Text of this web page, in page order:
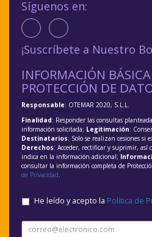
Síguenos en:
¡Suscríbete a Nuestro
INFORMACIÓN
PROTECCIÓN DE
Responsable: OTEMAR 2020, S.L.L.
Finalidad: Responder las consultas
información solicitada; Legitimación:
Destinatarios: Solo se realizan cesiones si
Derechos: Acceder, rectificar y suprimir, así
indica en la información adicional;
consultar la información completa de
de Privacidad
He leído y acepto la Política de